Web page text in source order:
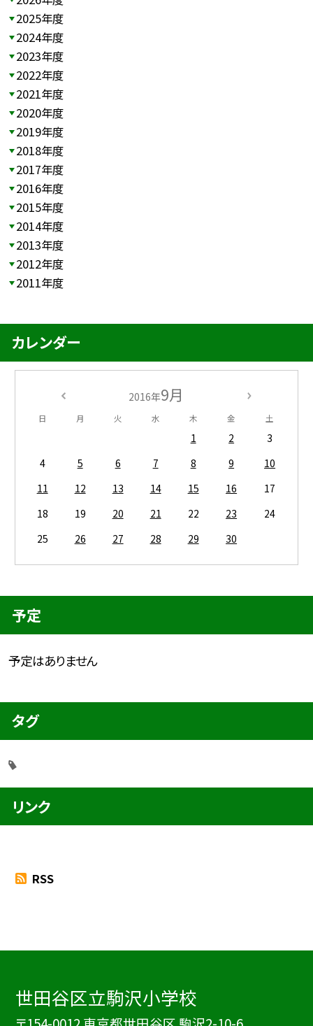
2025年度
2024年度
2023年度
2022年度
2021年度
2020年度
2019年度
2018年度
2017年度
2016年度
2015年度
2014年度
2013年度
2012年度
2011年度
カレンダー
2016年9月
日 月 火 水 木 金 土
1 2
3
4
5 6 7 8 9
10
11
12 13 14 15 16
17
18
19 20 21 22 23
24
25
26 27 28 29 30
予定
予定はありません
タグ
リンク
RSS
世田谷区立駒沢小学校